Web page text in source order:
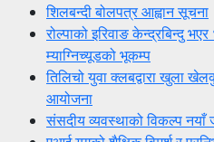
शिलबन्दी बोलपत्र आह्वान सूचना
रोल्पाको इरिवाङ केन्द्रबिन्दु
म्याग्निच्यूडको भूकम्प
तिलिचो युवा क्लबद्वारा खुला
आयोजना
संसदीय व्यवस्थाको विकल्प नयाँ